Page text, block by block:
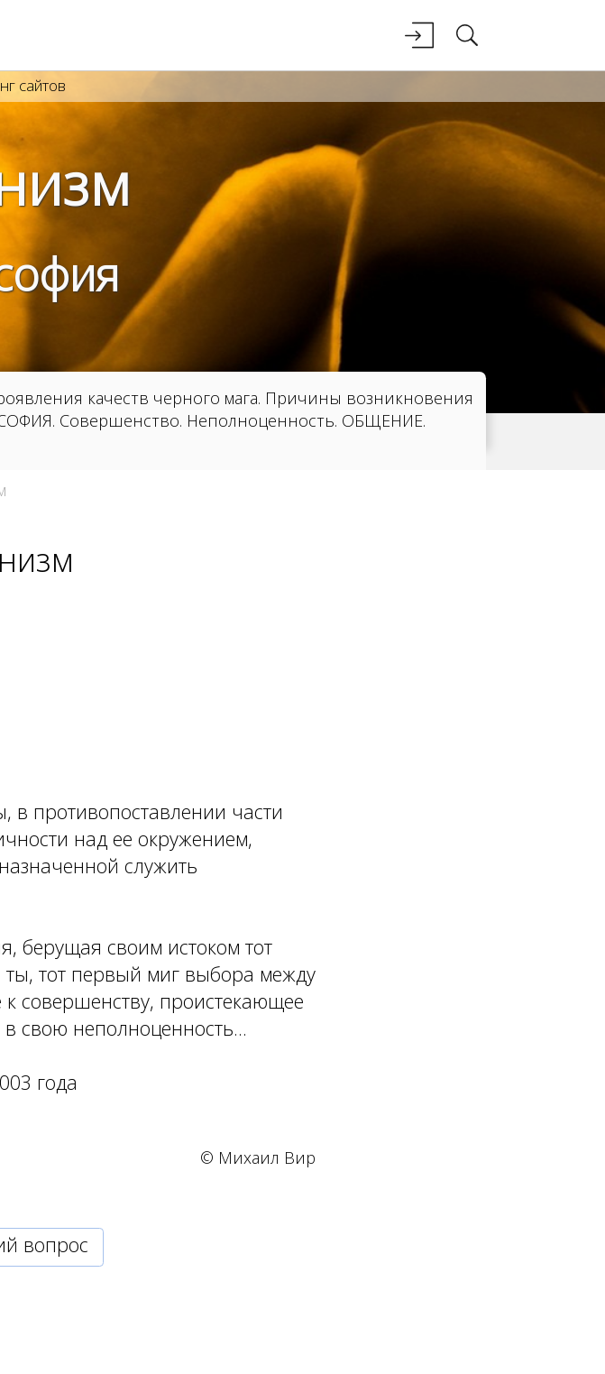
сайтов
качеств черного мага. Причины возникновения
Совершенство. Неполноценность. ОБЩЕНИЕ.
в противопоставлении части
над ее окружением,
служить
берущая своим истоком тот
тот первый миг выбора между
совершенству, проистекающее
свою неполноценность...
года
© Михаил Вир
вопрос